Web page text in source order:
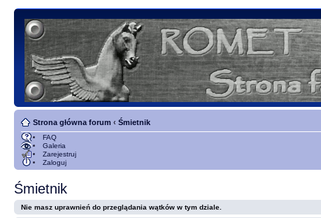
Strona główna forum ‹ Śmietnik
FAQ
Galeria
Zarejestruj
Zaloguj
Śmietnik
Nie masz uprawnień do przeglądania wątków w tym dziale.